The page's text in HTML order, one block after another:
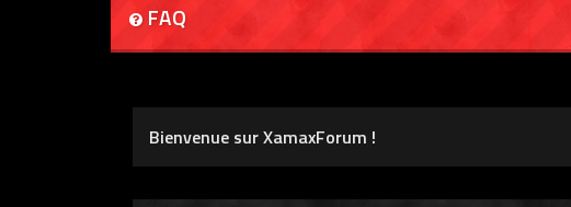
FAQ
Bienvenue sur XamaxForum !